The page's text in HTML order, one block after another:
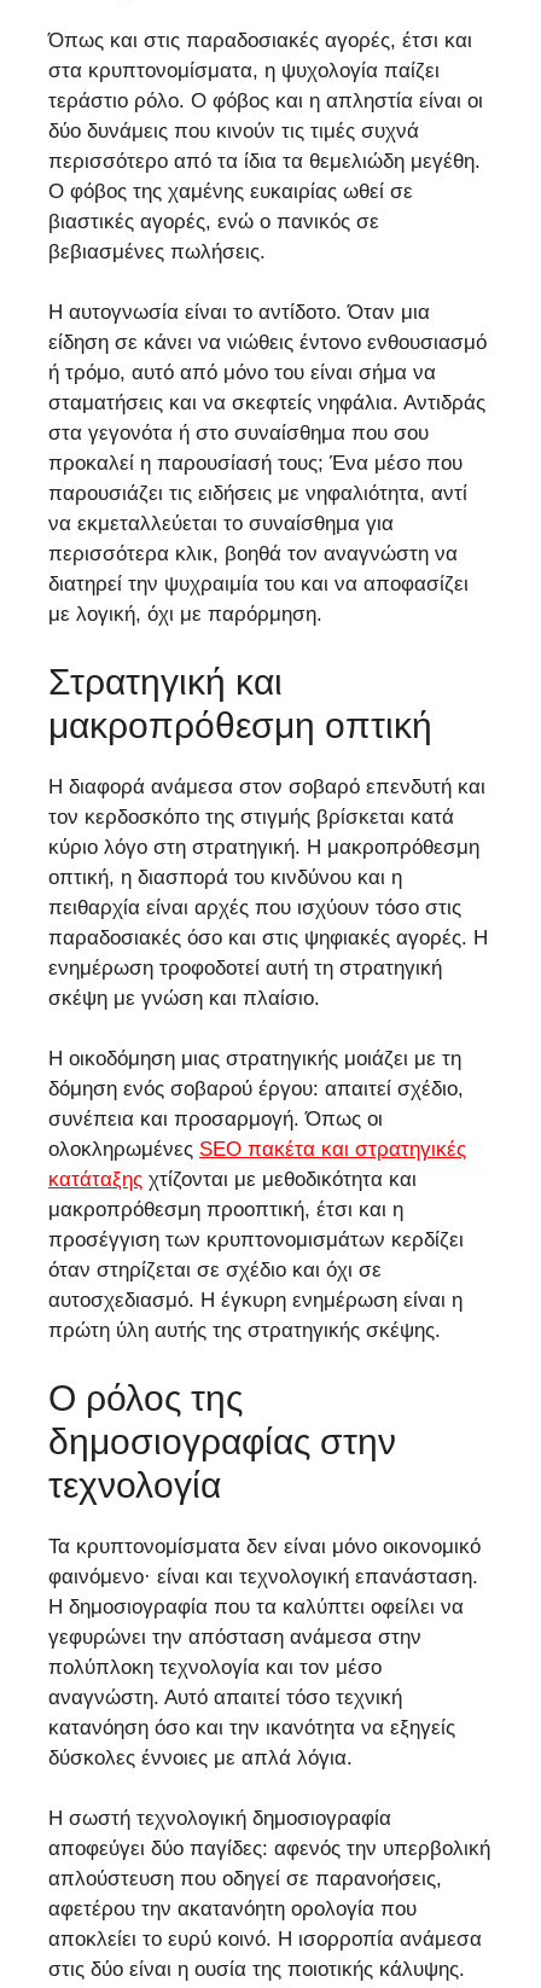
Όπως και στις παραδοσιακές αγορές, έτσι και
στα κρυπτονομίσματα, η ψυχολογία παίζει
τεράστιο ρόλο. Ο φόβος και η απληστία είναι οι
δύο δυνάμεις που κινούν τις τιμές συχνά
περισσότερο από τα ίδια τα θεμελιώδη μεγέθη.
Ο φόβος της χαμένης ευκαιρίας ωθεί σε
βιαστικές αγορές, ενώ ο πανικός σε
βεβιασμένες πωλήσεις.
Η αυτογνωσία είναι το αντίδοτο. Όταν μια
είδηση σε κάνει να νιώθεις έντονο ενθουσιασμό
ή τρόμο, αυτό από μόνο του είναι σήμα να
σταματήσεις και να σκεφτείς νηφάλια. Αντιδράς
στα γεγονότα ή στο συναίσθημα που σου
προκαλεί η παρουσίασή τους; Ένα μέσο που
παρουσιάζει τις ειδήσεις με νηφαλιότητα, αντί
να εκμεταλλεύεται το συναίσθημα για
περισσότερα κλικ, βοηθά τον αναγνώστη να
διατηρεί την ψυχραιμία του και να αποφασίζει
με λογική, όχι με παρόρμηση.
Στρατηγική και
μακροπρόθεσμη οπτική
Η διαφορά ανάμεσα στον σοβαρό επενδυτή και
τον κερδοσκόπο της στιγμής βρίσκεται κατά
κύριο λόγο στη στρατηγική. Η μακροπρόθεσμη
οπτική, η διασπορά του κινδύνου και η
πειθαρχία είναι αρχές που ισχύουν τόσο στις
παραδοσιακές όσο και στις ψηφιακές αγορές. Η
ενημέρωση τροφοδοτεί αυτή τη στρατηγική
σκέψη με γνώση και πλαίσιο.
Η οικοδόμηση μιας στρατηγικής μοιάζει με τη
δόμηση ενός σοβαρού έργου: απαιτεί σχέδιο,
συνέπεια και προσαρμογή. Όπως οι
ολοκληρωμένες SEO πακέτα και στρατηγικές
κατάταξης χτίζονται με μεθοδικότητα και
μακροπρόθεσμη προοπτική, έτσι και η
προσέγγιση των κρυπτονομισμάτων κερδίζει
όταν στηρίζεται σε σχέδιο και όχι σε
αυτοσχεδιασμό. Η έγκυρη ενημέρωση είναι η
πρώτη ύλη αυτής της στρατηγικής σκέψης.
Ο ρόλος της
δημοσιογραφίας στην
τεχνολογία
Τα κρυπτονομίσματα δεν είναι μόνο οικονομικό
φαινόμενο· είναι και τεχνολογική επανάσταση.
Η δημοσιογραφία που τα καλύπτει οφείλει να
γεφυρώνει την απόσταση ανάμεσα στην
πολύπλοκη τεχνολογία και τον μέσο
αναγνώστη. Αυτό απαιτεί τόσο τεχνική
κατανόηση όσο και την ικανότητα να εξηγείς
δύσκολες έννοιες με απλά λόγια.
Η σωστή τεχνολογική δημοσιογραφία
αποφεύγει δύο παγίδες: αφενός την υπερβολική
απλούστευση που οδηγεί σε παρανοήσεις,
αφετέρου την ακατανόητη ορολογία που
αποκλείει το ευρύ κοινό. Η ισορροπία ανάμεσα
στις δύο είναι η ουσία της ποιοτικής κάλυψης.